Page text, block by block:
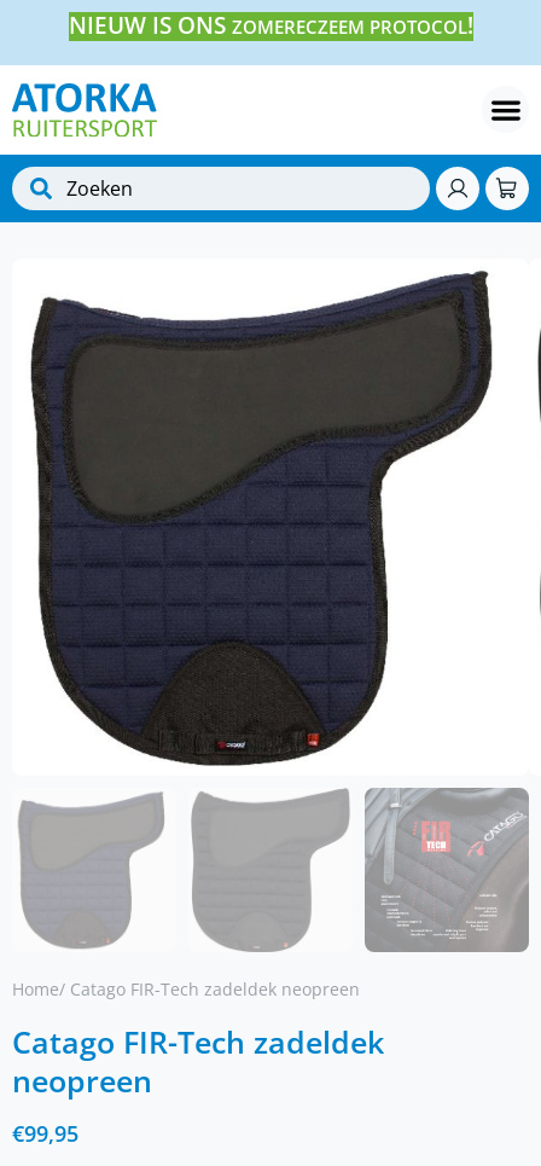
NIEUW IS ONS ZOMERECZEEM PROTOCOL!
Home/ Catago FIR-Tech zadeldek neopreen
Catago FIR-Tech zadeldek
neopreen
€99,95